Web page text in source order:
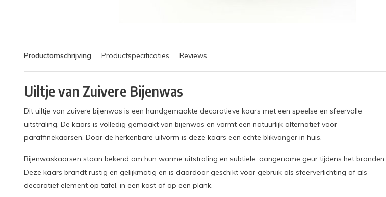
Productomschrijving Productspecificaties Reviews
Uiltje van Zuivere Bijenwas
Dit uiltje van zuivere bijenwas is een handgemaakte decoratieve kaars met een speelse en sfeervolle
uitstraling. De kaars is volledig gemaakt van bijenwas en vormt een natuurlijk alternatief voor
paraffinekaarsen. Door de herkenbare uilvorm is deze kaars een echte blikvanger in huis.
Bijenwaskaarsen staan bekend om hun warme uitstraling en subtiele, aangename geur tijdens het branden.
Deze kaars brandt rustig en gelijkmatig en is daardoor geschikt voor gebruik als sfeerverlichting of als
decoratief element op tafel, in een kast of op een plank.